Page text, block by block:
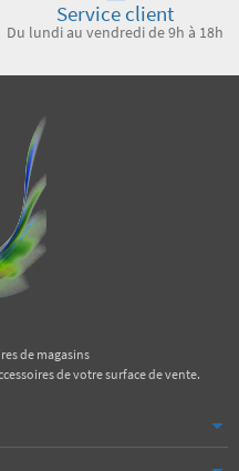
Service client
Du lundi au vendredi de 9h à 18h
de magasins
de votre surface de vente.